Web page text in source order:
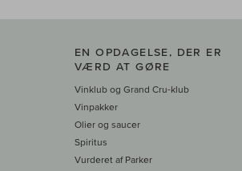
EN OPDAGELSE, DER ER
VÆRD AT GØRE
Vinklub og Grand Cru-klub
Vinpakker
Olier og saucer
Spiritus
Vurderet af Parker